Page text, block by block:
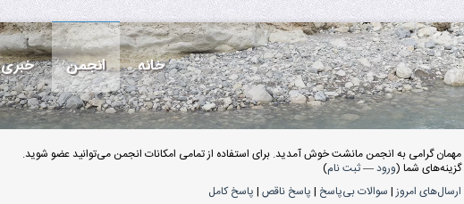
خانه انجمن خبری
مهمان گرامی به انجمن مانشت خوش آمدید. برای استفاده از تمامی امکانات انجمن می‌توانید عضو شوید.
گزینه‌های شما (ورود—ثبت نام)
ارسال‌های امروز| سوالات بی‌پاسخ | پاسخ ناقص | پاسخ کامل